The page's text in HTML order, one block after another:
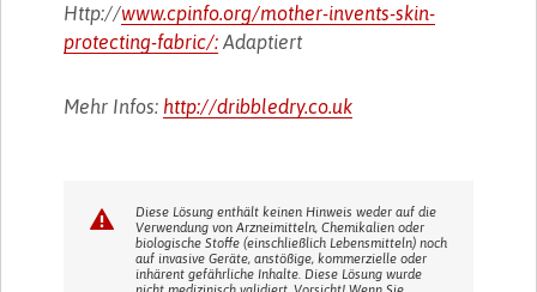
Http://www.cpinfo.org/mother-invents-skin-
protecting-fabric/: Adaptiert
Mehr Infos: http://dribbledry.co.uk
Diese Lösung enthält keinen Hinweis weder auf die
Verwendung von Arzneimitteln, Chemikalien oder
biologische Stoffe (einschließlich Lebensmitteln) noch
auf invasive Geräte, anstößige, kommerzielle oder
inhärent gefährliche Inhalte. Diese Lösung wurde